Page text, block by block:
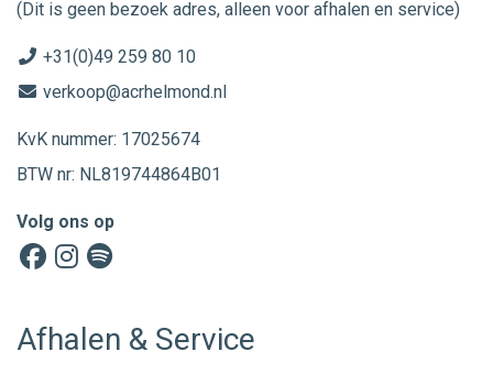
(Dit is geen bezoek adres, alleen voor afhalen en service)
+31(0)49 259 80 10
verkoop@acrhelmond.nl
KvK nummer: 17025674
BTW nr: NL819744864B01
Volg ons op
Afhalen & Service